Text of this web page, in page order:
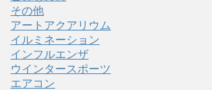
その他
アートアクアリウム
イルミネーション
インフルエンザ
ウインタースポーツ
エアコン